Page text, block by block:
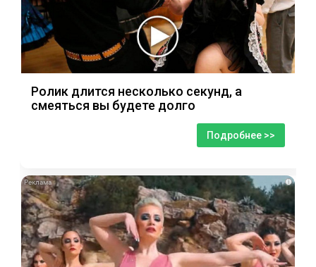
Ролик длится несколько секунд, а
смеяться вы будете долго
Подробнее >>
i